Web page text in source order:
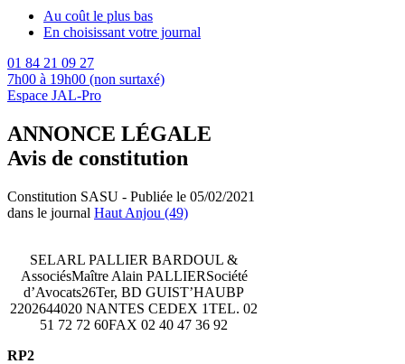
Au coût le plus bas
En choisissant votre journal
01 84 21 09 27
7h00 à 19h00 (non surtaxé)
Espace JAL-Pro
ANNONCE LÉGALE
Avis de constitution
Constitution SASU - Publiée le 05/02/2021
dans le journal Haut Anjou (49)
SELARL PALLIER BARDOUL &
AssociésMaître Alain PALLIERSociété
d’Avocats26Ter, BD GUIST’HAUBP
2202644020 NANTES CEDEX 1TEL. 02
51 72 72 60FAX 02 40 47 36 92
RP2